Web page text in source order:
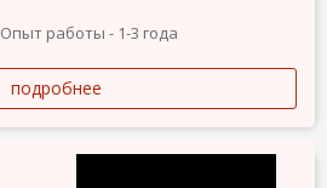
Опыт работы - 1-3 года
подробнее